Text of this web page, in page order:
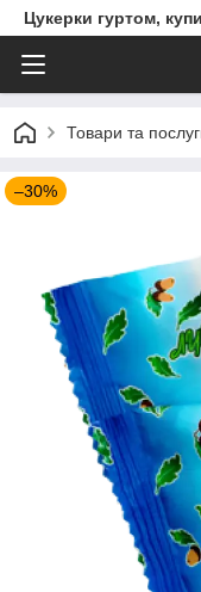
Цукерки гуртом,
Товари та
–30%